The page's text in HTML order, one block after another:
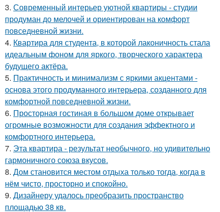
3. Современный интерьер уютной квартиры - студии
продуман до мелочей и ориентирован на комфорт
повседневной жизни.
4. Квартира для студента, в которой лаконичность стала
идеальным фоном для яркого, творческого характера
будущего актёра.
5. Практичность и минимализм с яркими акцентами -
основа этого продуманного интерьера, созданного для
комфортной повседневной жизни.
6. Просторная гостиная в большом доме открывает
огромные возможности для создания эффектного и
комфортного интерьера.
7. Эта квартира - результат необычного, но удивительно
гармоничного союза вкусов.
8. Дом становится местом отдыха только тогда, когда в
нём чисто, просторно и спокойно.
9. Дизайнеру удалось преобразить пространство
площадью 38 кв.